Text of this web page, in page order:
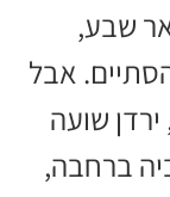
שבע,
אבל
דקות אחר כך, בדקה ה-96, ירדן שועה
ברחבה,